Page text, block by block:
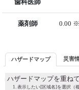
歯科医師
薬剤師 0.00
ハザードマップ 災害
ハザードマップを重ね
表示したい[区域名]を選択（